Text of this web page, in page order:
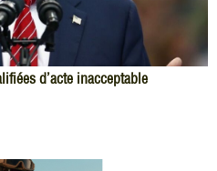
d’acte inacceptable